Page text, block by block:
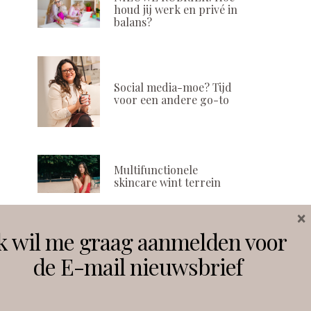
houd jij werk en privé in
balans?
Social media-moe? Tijd
voor een andere go-to
Multifunctionele
skincare wint terrein
Volg ons
wil me graag aanmelden voor
de E-mail nieuwsbrief
×